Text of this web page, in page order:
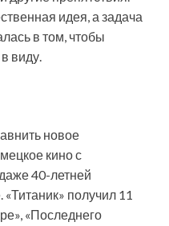
идея, а задача
в том, чтобы
виду.
новое
кино с
40-летней
получил 11
«Последнего